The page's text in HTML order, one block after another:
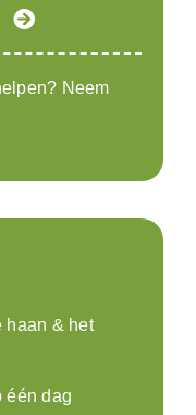
Neem
haan & het
één dag